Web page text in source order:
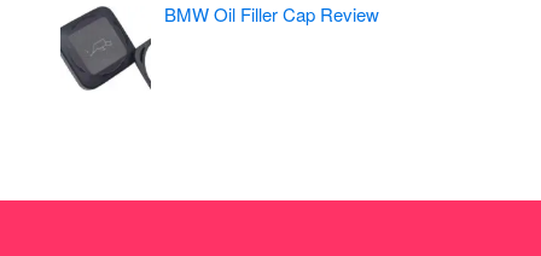
BMW Oil Filler Cap Review